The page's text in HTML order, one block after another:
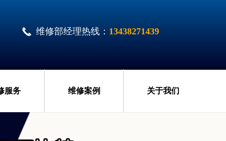
끅 维修部经理热线： 13438271439
服务 维修案例 关于我们